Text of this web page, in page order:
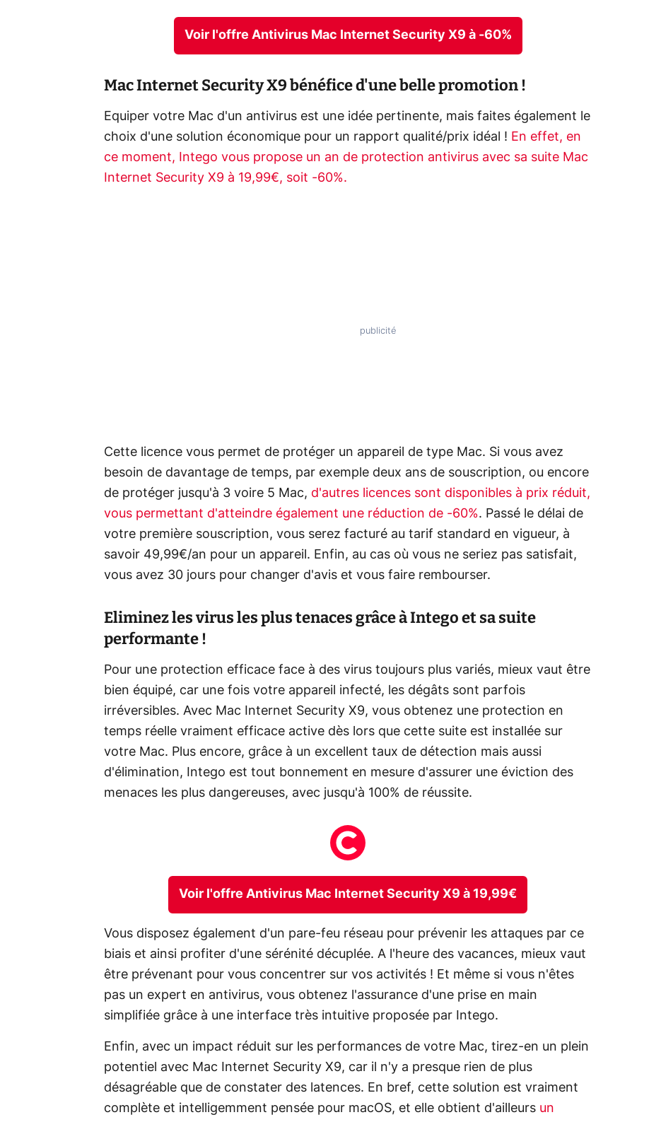
Voir l'offre Antivirus Mac Internet Security X9 à -60%
Mac Internet Security X9 bénéfice d'une belle promotion !
Equiper votre Mac d'un antivirus est une idée pertinente, mais faites également le
choix d'une solution économique pour un rapport qualité/prix idéal ! En effet, en
ce moment, Intego vous propose un an de protection antivirus avec sa suite Mac
Internet Security X9 à 19,99€, soit -60%.
Cette licence vous permet de protéger un appareil de type Mac. Si vous avez
besoin de davantage de temps, par exemple deux ans de souscription, ou encore
de protéger jusqu'à 3 voire 5 Mac, d'autres licences sont disponibles à prix réduit,
vous permettant d'atteindre également une réduction de -60%. Passé le délai de
votre première souscription, vous serez facturé au tarif standard en vigueur, à
savoir 49,99€/an pour un appareil. Enfin, au cas où vous ne seriez pas satisfait,
vous avez 30 jours pour changer d'avis et vous faire rembourser.
Eliminez les virus les plus tenaces grâce à Intego et sa suite
performante !
Pour une protection efficace face à des virus toujours plus variés, mieux vaut être
bien équipé, car une fois votre appareil infecté, les dégâts sont parfois
irréversibles. Avec Mac Internet Security X9, vous obtenez une protection en
temps réelle vraiment efficace active dès lors que cette suite est installée sur
votre Mac. Plus encore, grâce à un excellent taux de détection mais aussi
d'élimination, Intego est tout bonnement en mesure d'assurer une éviction des
menaces les plus dangereuses, avec jusqu'à 100% de réussite.
Voir l'offre Antivirus Mac Internet Security X9 à 19,99€
Vous disposez également d'un pare-feu réseau pour prévenir les attaques par ce
biais et ainsi profiter d'une sérénité décuplée. A l'heure des vacances, mieux vaut
être prévenant pour vous concentrer sur vos activités ! Et même si vous n'êtes
pas un expert en antivirus, vous obtenez l'assurance d'une prise en main
simplifiée grâce à une interface très intuitive proposée par Intego.
Enfin, avec un impact réduit sur les performances de votre Mac, tirez-en un plein
potentiel avec Mac Internet Security X9, car il n'y a presque rien de plus
désagréable que de constater des latences. En bref, cette solution est vraiment
complète et intelligemment pensée pour macOS, et elle obtient d'ailleurs un